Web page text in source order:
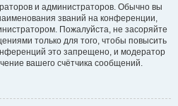
и администраторов. Обычно вы
званий на конференции,
Пожалуйста, не засоряйте
только для того, чтобы повысить
это запрещено, и модератор
вашего счётчика сообщений.